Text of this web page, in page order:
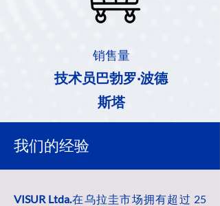
销售量
技术员巴勃罗·波德
斯塔
我们的经验
VISUR Ltda.在乌拉圭市场拥有超过 25